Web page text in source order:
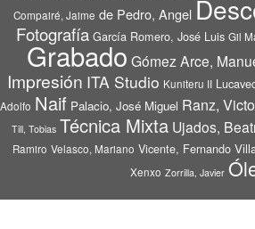
Compairé, Jaime de Pedro, Angel
Fotografía García Romero, José Luis Gil
Grabado Gómez Arce,
Impresión ITA Studio Kuniteru II
Adolfo Naif Palacio, José Miguel Ranz,
Till, Tobias Técnica Mixta Ujados,
Ramiro Velasco, Mariano Vicente, Fernando
Xenxo Zorrilla, Javier